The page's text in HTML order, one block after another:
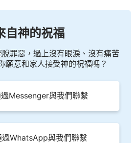
步擴展。審判工作也是如此，不
一部分人，而是審判全人類的不
不敬畏神、攪擾神的工作等等。
看見的道成肉身的神的作工、説
中的末世白色大寶座前的審判的
的神所作的工作也正是白色大寶
成肉身的神，就是末世審判全人
自神的祝福
罪惡，過上沒有眼淚、沒有痛苦
願意和家人接受神的祝福嗎？
Messenger與我們聯繫
過WhatsApp與我們聯繫